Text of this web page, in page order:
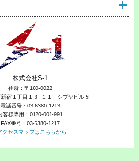
株式会社S-1
住所：〒160-0022
新宿１丁目１３−１１ シブヤビル 5F
電話番号：03-6380-1213
客様専用：0120-001-991
FAX番号：03-6380-1217
クセスマップはこちらから